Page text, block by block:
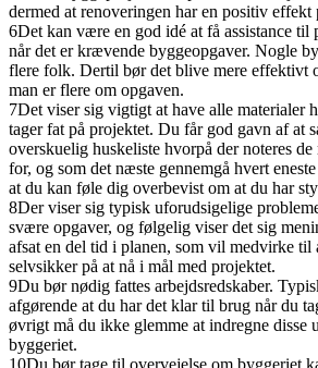
dermed at renoveringen har en positiv effekt
6Det kan være en god idé at få assistance til
når det er krævende byggeopgaver. Nogle
flere folk. Dertil bør det blive mere effektivt
man er flere om opgaven.
7Det viser sig vigtigt at have alle materialer
tager fat på projektet. Du får god gavn af at
overskuelig huskeliste hvorpå der noteres
for, og som det næste gennemgå hvert
at du kan føle dig overbevist om at du har
8Der viser sig typisk uforudsigelige
svære opgaver, og følgelig viser det sig
afsat en del tid i planen, som vil medvirke til
selvsikker på at nå i mål med projektet.
9Du bør nødig fattes arbejdsredskaber.
afgørende at du har det klar til brug når du
øvrigt må du ikke glemme at indregne disse
byggeriet.
10Du bør tage til overvejelse om byggeriet